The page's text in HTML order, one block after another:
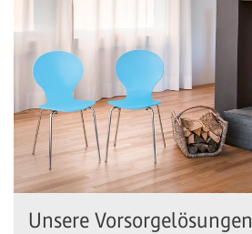
Unsere Vorsorgelösungen